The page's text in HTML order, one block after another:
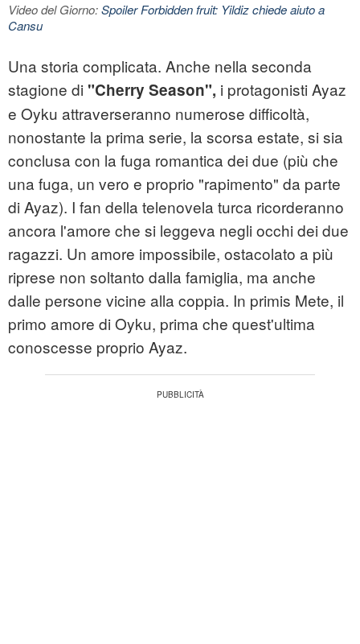
Video del Giorno:Spoiler Forbidden fruit: Yildiz chiede aiuto a
Cansu
Una storia complicata. Anche nella seconda
stagione di "Cherry Season", i protagonisti Ayaz
e Oyku attraverseranno numerose difficoltà,
nonostante la prima serie, la scorsa estate, si sia
conclusa con la fuga romantica dei due (più che
una fuga, un vero e proprio "rapimento" da parte
di Ayaz). I fan della telenovela turca ricorderanno
ancora l'amore che si leggeva negli occhi dei due
ragazzi. Un amore impossibile, ostacolato a più
riprese non soltanto dalla famiglia, ma anche
dalle persone vicine alla coppia. In primis Mete, il
primo amore di Oyku, prima che quest'ultima
conoscesse proprio Ayaz.